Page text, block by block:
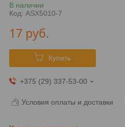
В наличии
Код: ASX5010-7
17 руб.
Купить
+375 (29) 337-53-00
Условия оплаты и доставки